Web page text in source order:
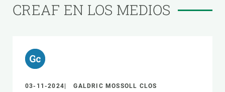
CREAF EN LOS MEDIOS
03-11-2024 GALDRIC MOSSOLL CLOS